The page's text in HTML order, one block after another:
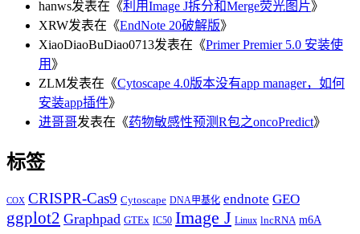
hanws发表在《利用Image J拆分和Merge荧光图片》
XRW发表在《EndNote 20破解版》
XiaoDiaoBuDiao0713发表在《Primer Premier 5.0 安装使
用 》
ZLM发表在《Cytoscape 4.0版本没有app manager，如何
安装app插件》
进哥哥发表在《药物敏感性预测R包之oncoPredict》
标签
COX CRISPR-Cas9 Cytoscape DNA甲基化 endnote GEO
ggplot2 Graphpad GTEx IC50 Image J Linux lncRNA m6A